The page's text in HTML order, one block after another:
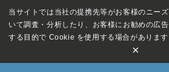
当サイトでは当社の提携先等がお客様のニー
いて調査・分析したり、お客様にお勧めの広
する目的で Cookie を使用する場合があります
×